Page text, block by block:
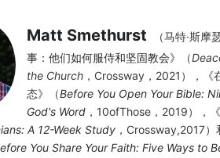
Matt Smethurst （马特·斯
事：他们如何服侍和坚固教会》
（
the Church ，Crossway，2021），
态》（Before You Open Your Bible:
God's Word ，10ofThose，2019），
A 12-Week Study ，Crossway,2017
You Share Your Faith: Five Ways to